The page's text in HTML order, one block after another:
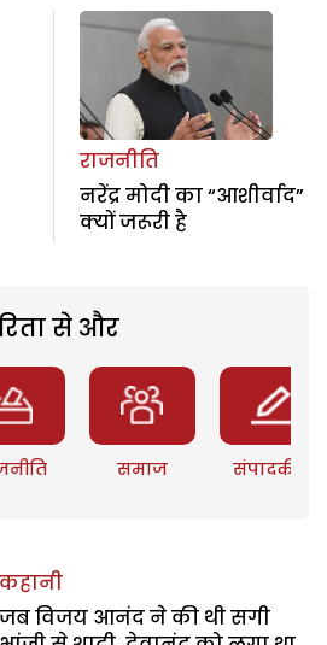
राजनीति
नरेंद्र मोदी का “आशीर्वाद”
क्यों जरूरी है
से और
समाज संपादकीय
कहानी
जब विजय आनंद ने की थी सगी